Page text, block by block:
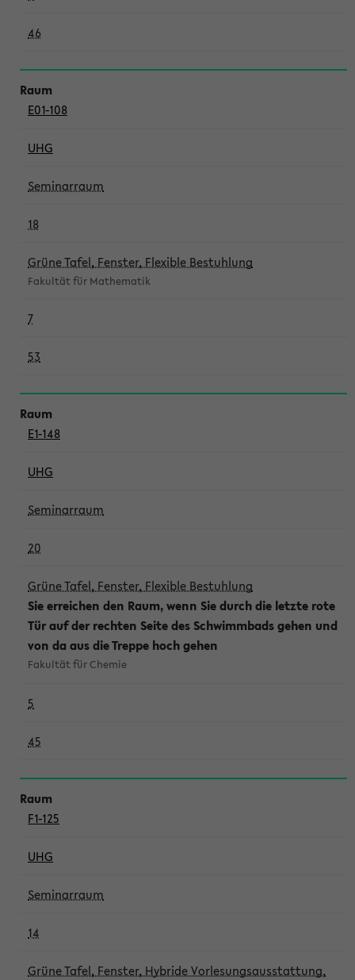
46
E01-108
UHG
Seminarraum
18
Grüne Tafel, Fenster, Flexible Bestuhlung
Fakultät für Mathematik
7
53
E1-148
UHG
Seminarraum
20
Grüne Tafel, Fenster, Flexible Bestuhlung
Sie erreichen den Raum, wenn Sie durch die letzte rote
Tür auf der rechten Seite des Schwimmbads gehen und
von da aus die Treppe hoch gehen
Fakultät für Chemie
5
45
F1-125
UHG
Seminarraum
14
Grüne Tafel, Fenster, Hybride Vorlesungsausstattung,